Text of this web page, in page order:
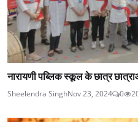
नारायणी पब्लिक स्कूल के छात्र
Sheelendra SinghNov 23, 2024 0